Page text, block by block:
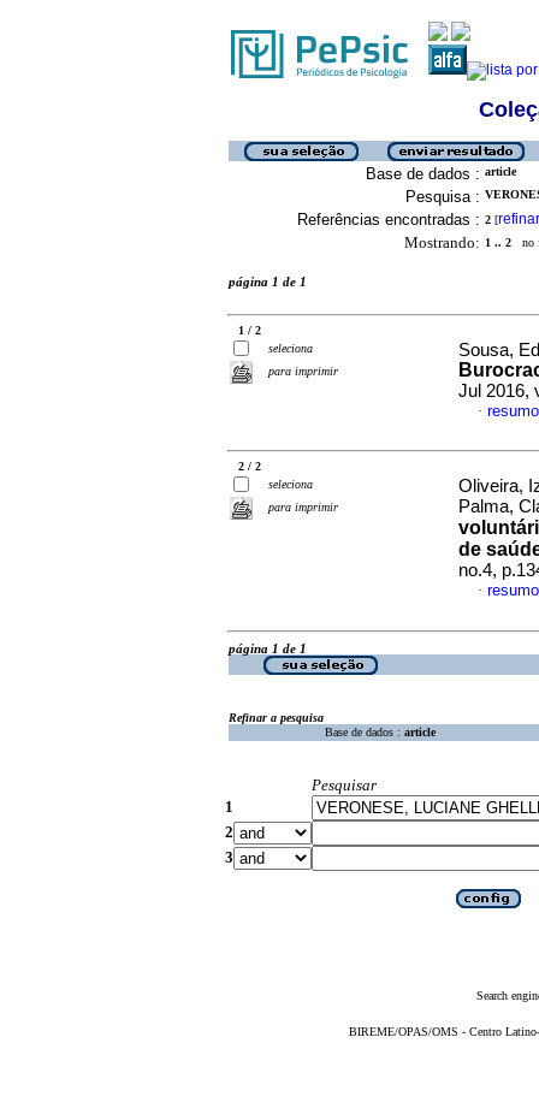
Base de dados : article
Pesquisa :
Referências encontradas : 2 [refinar
Mostrando: 1 .. 2 no
página 1 de 1
1 / 2
seleciona
para imprimir
Sousa,
Jul 2016,
·
2 / 2
seleciona
para imprimir
Oliveira,
Palma,
de
no.4,
·
página 1 de 1
Refinar a pesquisa
Base de dados : article
Pesquisar
1
2
3
Search
BIREME/OPAS/OMS - Centro Latino-